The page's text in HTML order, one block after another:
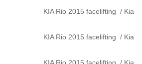
KIA Rio 2015 facelifting / Kia
KIA Rio 2015 facelifting / Kia